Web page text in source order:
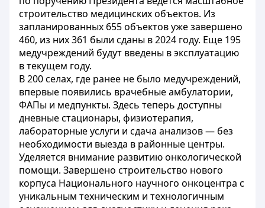
строительство медицинских объектов. Из
запланированных 655 объектов уже завершено
460, из них 361 были сданы в 2024 году. Еще 195
медучреждений будут введены в эксплуатацию
в текущем году.
В 200 селах, где ранее не было медучреждений,
впервые появились врачебные амбулатории,
ФАПы и медпункты. Здесь теперь доступны
дневные стационары, физиотерапия,
лабораторные услуги и сдача анализов — без
необходимости выезда в районные центры.
Уделяется внимание развитию онкологической
помощи. Завершено строительство нового
корпуса Национального научного онкоцентра с
уникальным техническим и технологичным